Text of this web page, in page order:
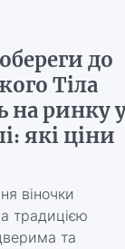
до
Тіла
на ринку
які ціни
віночки
традицією
та